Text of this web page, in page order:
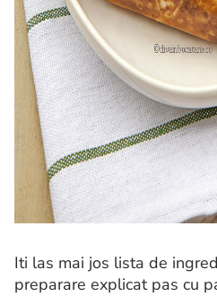
Iti las mai jos lista de
preparare explicat pas cu